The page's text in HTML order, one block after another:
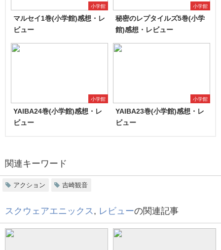
小学館
マルセイ1巻(小学館)感想・レ
ビュー
小学館
秘密のレプタイルズ5巻(小学
館)感想・レビュー
小学館
YAIBA24巻(小学館)感想・レ
ビュー
小学館
YAIBA23巻(小学館)感想・レ
ビュー
関連キーワード
アクション 吉崎観音
スクウェアエニックス , レビューの関連記事